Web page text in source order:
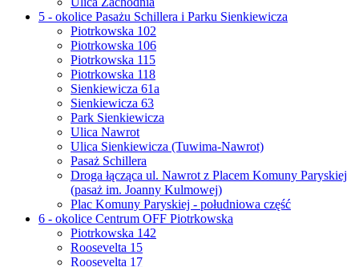
5 - okolice Pasażu Schillera i Parku Sienkiewicza
Piotrkowska 102
Piotrkowska 106
Piotrkowska 115
Piotrkowska 118
Sienkiewicza 61a
Sienkiewicza 63
Park Sienkiewicza
Ulica Nawrot
Ulica Sienkiewicza (Tuwima-Nawrot)
Pasaż Schillera
Droga łącząca ul. Nawrot z Placem Komuny Paryskiej
(pasaż im. Joanny Kulmowej)
Plac Komuny Paryskiej - południowa część
6 - okolice Centrum OFF Piotrkowska
Piotrkowska 142
Roosevelta 15
Roosevelta 17